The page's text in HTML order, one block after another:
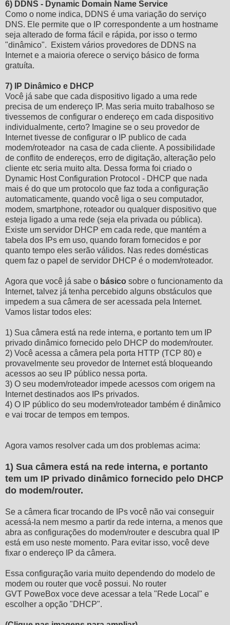
6) DDNS - Dynamic Domain Name Service
Como o nome indica, DDNS é uma variação do serviço
DNS. Ele permite que o IP correspondente a um hostname
seja alterado de forma fácil e rápida, por isso o termo
"dinâmico". Existem vários provedores de DDNS na
Internet e a maioria oferece o serviço básico de forma
gratuíta.
7) IP Dinâmico e DHCP
Você já sabe que cada dispositivo ligado a uma rede
precisa de um endereço IP. Mas seria muito trabalhoso se
tivessemos de configurar o endereço em cada dispositivo
individualmente, certo? Imagine se o seu provedor de
Internet tivesse de configurar o IP publico de cada
modem/roteador na casa de cada cliente. A possibilidade
de conflito de endereços, erro de digitação, alteração pelo
cliente etc seria muito alta. Dessa forma foi criado o
Dynamic Host Configuration Protocol - DHCP que nada
mais é do que um protocolo que faz toda a configuração
automaticamente, quando você liga o seu computador,
modem, smartphone, roteador ou qualquer dispositivo que
esteja ligado a uma rede (seja ela privada ou pública).
Existe um servidor DHCP em cada rede, que mantém a
tabela dos IPs em uso, quando foram fornecidos e por
quanto tempo eles serão válidos. Nas redes domésticas
quem faz o papel de servidor DHCP é o modem/roteador.
Agora que você já sabe o básico sobre o funcionamento da
Internet, talvez já tenha percebido alguns obstáculos que
impedem a sua câmera de ser acessada pela Internet.
Vamos listar todos eles:
1) Sua câmera está na rede interna, e portanto tem um IP
privado dinâmico fornecido pelo DHCP do modem/router.
2) Você acessa a câmera pela porta HTTP (TCP 80) e
provavelmente seu provedor de Internet está bloqueando
acessos ao seu IP público nessa porta.
3) O seu modem/roteador impede acessos com origem na
Internet destinados aos IPs privados.
4) O IP público do seu modem/roteador também é dinâmico
e vai trocar de tempos em tempos.
Agora vamos resolver cada um dos problemas acima:
1) Sua câmera está na rede interna, e portanto
tem um IP privado dinâmico fornecido pelo DHCP
do modem/router.
Se a câmera ficar trocando de IPs você não vai conseguir
acessá-la nem mesmo a partir da rede interna, a menos que
abra as configurações do modem/router e descubra qual IP
está em uso neste momento. Para evitar isso, você deve
fixar o endereço IP da câmera.
Essa configuração varia muito dependendo do modelo de
modem ou router que você possui. No router
GVT PoweBox voce deve acessar a tela "Rede Local" e
escolher a opção "DHCP".